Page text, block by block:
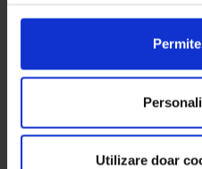
Utilizare doar